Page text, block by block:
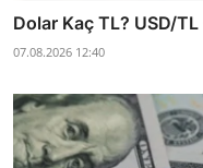
Dolar Kaç TL? USD/
07.08.2026 12:40